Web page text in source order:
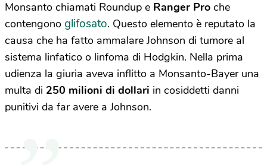
Monsanto chiamati Roundup e Ranger Pro che
contengono glifosato. Questo elemento è reputato la
causa che ha fatto ammalare Johnson di tumore al
sistema linfatico o linfoma di Hodgkin. Nella prima
udienza la giuria aveva inflitto a Monsanto-Bayer una
multa di 250 milioni di dollari in cosiddetti danni
punitivi da far avere a Johnson.